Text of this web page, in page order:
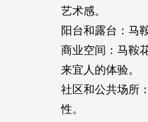
艺术感。
阳台和露台：马
商业空间：马鞍
来宜人的体验。
社区和公共场所
性。